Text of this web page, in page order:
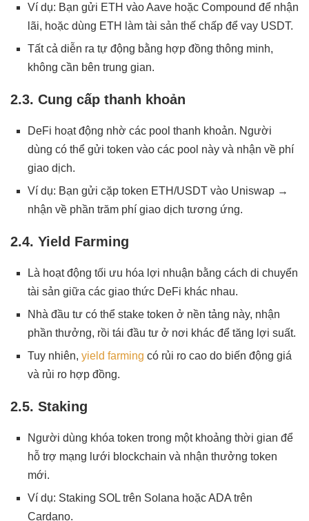
Ví dụ: Bạn gửi ETH vào Aave hoặc Compound để nhận
lãi, hoặc dùng ETH làm tài sản thế chấp để vay USDT.
Tất cả diễn ra tự động bằng hợp đồng thông minh,
không cần bên trung gian.
2.3. Cung cấp thanh khoản
DeFi hoạt động nhờ các pool thanh khoản. Người
dùng có thể gửi token vào các pool này và nhận về phí
giao dịch.
Ví dụ: Bạn gửi cặp token ETH/USDT vào Uniswap →
nhận về phần trăm phí giao dịch tương ứng.
2.4. Yield Farming
Là hoạt động tối ưu hóa lợi nhuận bằng cách di chuyển
tài sản giữa các giao thức DeFi khác nhau.
Nhà đầu tư có thể stake token ở nền tảng này, nhận
phần thưởng, rồi tái đầu tư ở nơi khác để tăng lợi suất.
Tuy nhiên, yield farming có rủi ro cao do biến động giá
và rủi ro hợp đồng.
2.5. Staking
Người dùng khóa token trong một khoảng thời gian để
hỗ trợ mạng lưới blockchain và nhận thưởng token
mới.
Ví dụ: Staking SOL trên Solana hoặc ADA trên
Cardano.